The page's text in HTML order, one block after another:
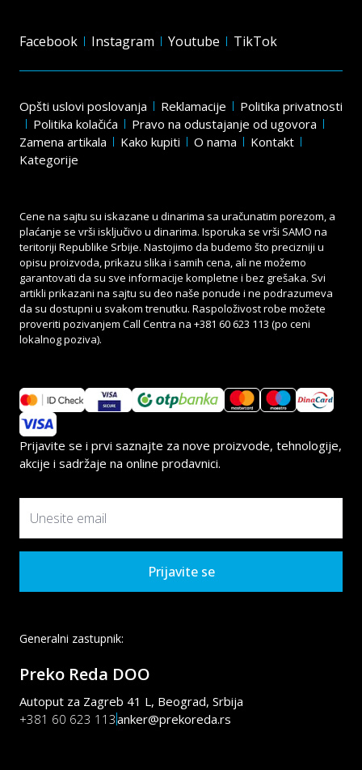
Facebook Instagram Youtube TikTok
Opšti uslovi poslovanja Reklamacije
Politika privatnosti
Politika kolačića
Pravo na odustajanje od ugovora
Zamena artikala
Kako kupiti O nama
Kontakt
Kategorije
Cene na sajtu su iskazane u dinarima sa uračunatim porezom, a
plaćanje se vrši isključivo u dinarima. Isporuka se vrši SAMO na
teritoriji Republike Srbije. Nastojimo da budemo što precizniji u
opisu proizvoda, prikazu slika i samih cena, ali ne možemo
garantovati da su sve informacije kompletne i bez grešaka. Svi
artikli prikazani na sajtu su deo naše ponude i ne podrazumeva
da su dostupni u svakom trenutku. Raspoloživost robe možete
proveriti pozivanjem Call Centra na +381 60 623 113 (po ceni
lokalnog poziva).
Prijavite se i prvi saznajte za nove proizvode, tehnologije,
akcije i sadržaje na online prodavnici.
Prijavite se
Generalni zastupnik:
Preko Reda DOO
Autoput za Zagreb 41 L, Beograd, Srbija
+381 60 623 113anker@prekoreda.rs